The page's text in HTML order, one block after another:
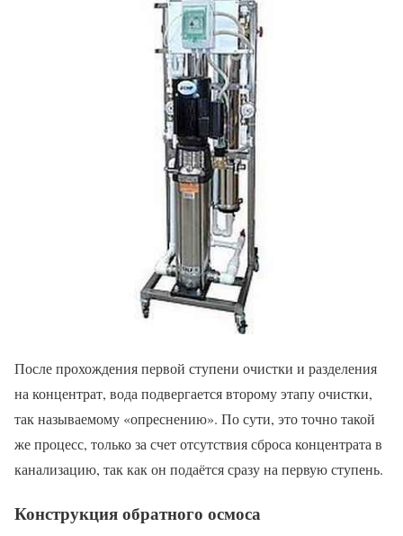
После прохождения первой ступени очистки и разделения
на концентрат, вода подвергается второму этапу очистки,
так называемому «опреснению». По сути, это точно такой
же процесс, только за счет отсутствия сброса концентрата в
канализацию, так как он подаётся сразу на первую ступень.
Конструкция обратного осмоса